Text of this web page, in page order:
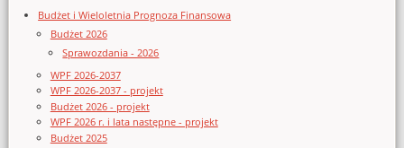
Budżet i Wieloletnia Prognoza Finansowa
Budżet 2026
Sprawozdania - 2026
WPF 2026-2037
WPF 2026-2037 - projekt
Budżet 2026 - projekt
WPF 2026 r. i lata następne - projekt
Budżet 2025